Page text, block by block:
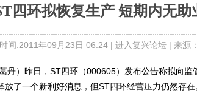
四环拟恢复生产 短期内无助
间:2011年09月23日 06:24 | 进入复兴论坛 | 来源
）昨日，ST四环（000605）发布公告称拟向监
放了一个新利好消息，但ST四环经营压力仍然存在